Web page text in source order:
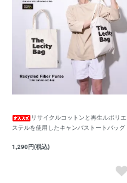
リサイクルコットンと再生ルポリエ
ステルを使用したキャンバストートバッグ
1,290円(税込)